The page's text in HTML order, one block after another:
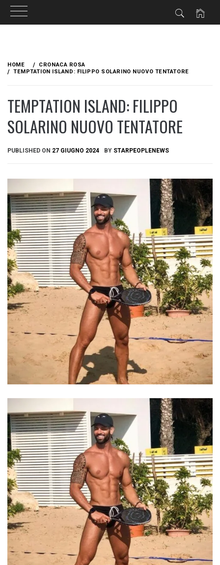
content
HOME
CRONACA ROSA
TEMPTATION ISLAND: FILIPPO SOLARINO NUOVO TENTATORE
TEMPTATION ISLAND: FILIPPO
SOLARINO NUOVO TENTATORE
PUBLISHED ON 27 GIUGNO 2024 BY STARPEOPLENEWS